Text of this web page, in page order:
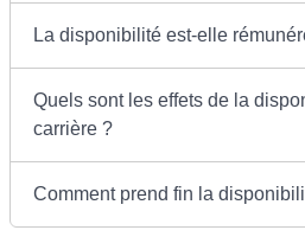
La disponibilité est-elle
Quels sont les effets de la
carrière ?
Comment prend fin la